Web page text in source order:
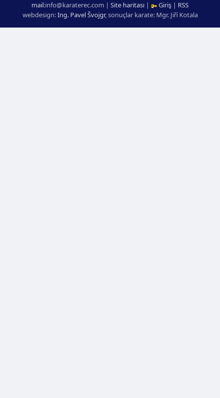
mail:moc.ceretarak@ofni | Site haritası | Giriş | RSS
webdesign:Ing. Pavel Švojgr,sonuçlar karate: Mgr. Jiří Kotala